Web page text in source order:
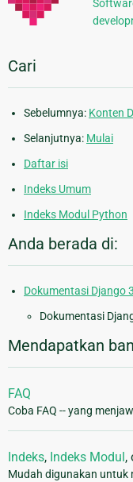
Cari
Sebelumnya: Konten
Selanjutnya: Mulai
Daftar isi
Indeks Umum
Indeks Modul Python
Anda berada di:
Dokumentasi Django
Dokumentasi
Mendapatkan
FAQ
Coba FAQ -- yang
Indeks, Indeks Modul,
Mudah digunakan untuk